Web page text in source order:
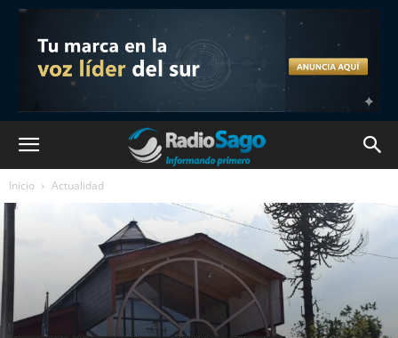
Inicio Actualidad